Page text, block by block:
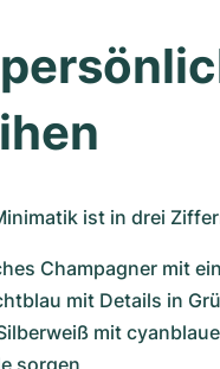
ist in drei
Champagner mit
mit Details in
mit